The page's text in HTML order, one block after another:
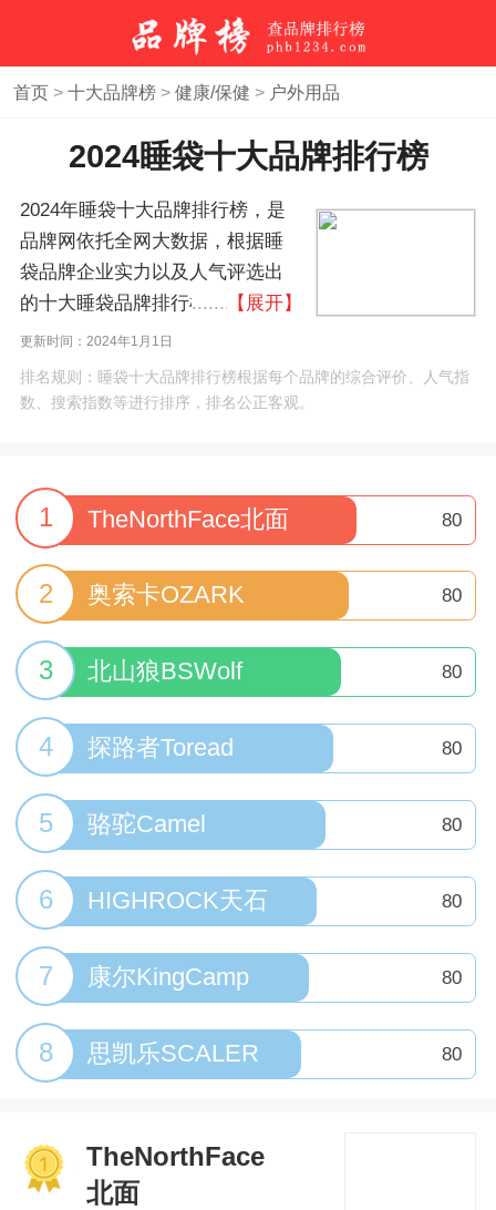
首页> 十大品牌榜> 健康/保健 > 户外用品
2024睡袋十大品牌排行榜
2024年睡袋十大品牌排行榜，是
品牌网依托全网大数据，根据睡
袋品牌企业实力以及人气评选出
的十大睡袋品牌排行榜，睡袋10
大品牌榜。如果您正在查找睡袋
什么牌子好？本睡袋品牌排名榜
单可作为您选购、合作、加盟睡
【展开】
更新时间：2024年1月1日
排名规则：睡袋十大品牌排行榜根据每个品牌的综合评价、人气指
数、搜索指数等进行排序，排名公正客观。
1 TheNorthFace北面 80
2 奥索卡OZARK 80
3 北山狼BSWolf 80
4 探路者Toread 80
5 骆驼Camel 80
6 HIGHROCK天石 80
7 康尔KingCamp 80
8 思凯乐SCALER 80
TheNorthFace
北面